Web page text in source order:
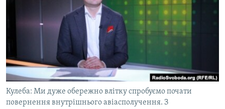
СПЕЦПРОЄКТИ
РУС
УКР
Кулеба: Ми дуже обережно влітку спробуємо почати
повернення внутрішнього авіасполучення. З